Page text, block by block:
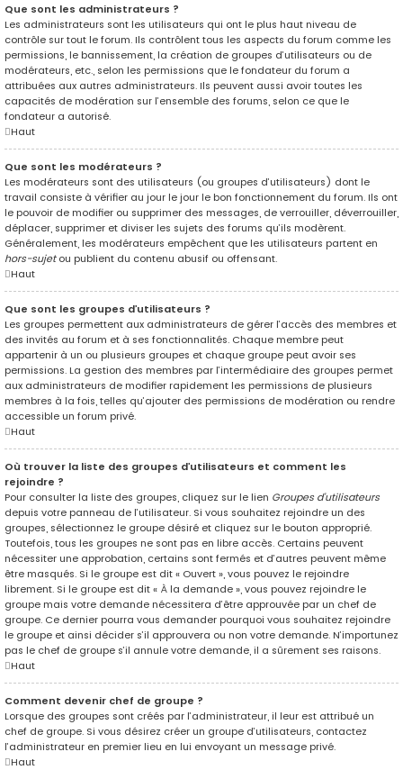
Que sont les administrateurs ?
Les administrateurs sont les utilisateurs qui ont le plus haut niveau de
contrôle sur tout le forum. Ils contrôlent tous les aspects du forum comme les
permissions, le bannissement, la création de groupes d’utilisateurs ou de
modérateurs, etc., selon les permissions que le fondateur du forum a
attribuées aux autres administrateurs. Ils peuvent aussi avoir toutes les
capacités de modération sur l’ensemble des forums, selon ce que le
fondateur a autorisé.
Haut
Que sont les modérateurs ?
Les modérateurs sont des utilisateurs (ou groupes d’utilisateurs) dont le
travail consiste à vérifier au jour le jour le bon fonctionnement du forum. Ils ont
le pouvoir de modifier ou supprimer des messages, de verrouiller, déverrouiller,
déplacer, supprimer et diviser les sujets des forums qu’ils modèrent.
Généralement, les modérateurs empêchent que les utilisateurs partent en
hors-sujetou publient du contenu abusif ou offensant.
Haut
Que sont les groupes d’utilisateurs ?
Les groupes permettent aux administrateurs de gérer l’accès des membres et
des invités au forum et à ses fonctionnalités. Chaque membre peut
appartenir à un ou plusieurs groupes et chaque groupe peut avoir ses
permissions. La gestion des membres par l’intermédiaire des groupes permet
aux administrateurs de modifier rapidement les permissions de plusieurs
membres à la fois, telles qu’ajouter des permissions de modération ou rendre
accessible un forum privé.
Haut
Où trouver la liste des groupes d’utilisateurs et comment les
rejoindre ?
Pour consulter la liste des groupes, cliquez sur le lien Groupes d’utilisateurs
depuis votre panneau de l’utilisateur. Si vous souhaitez rejoindre un des
groupes, sélectionnez le groupe désiré et cliquez sur le bouton approprié.
Toutefois, tous les groupes ne sont pas en libre accès. Certains peuvent
nécessiter une approbation, certains sont fermés et d’autres peuvent même
être masqués. Si le groupe est dit « Ouvert », vous pouvez le rejoindre
librement. Si le groupe est dit « À la demande », vous pouvez rejoindre le
groupe mais votre demande nécessitera d’être approuvée par un chef de
groupe. Ce dernier pourra vous demander pourquoi vous souhaitez rejoindre
le groupe et ainsi décider s’il approuvera ou non votre demande. N’importunez
pas le chef de groupe s’il annule votre demande, il a sûrement ses raisons.
Haut
Comment devenir chef de groupe ?
Lorsque des groupes sont créés par l’administrateur, il leur est attribué un
chef de groupe. Si vous désirez créer un groupe d’utilisateurs, contactez
l’administrateur en premier lieu en lui envoyant un message privé.
Haut